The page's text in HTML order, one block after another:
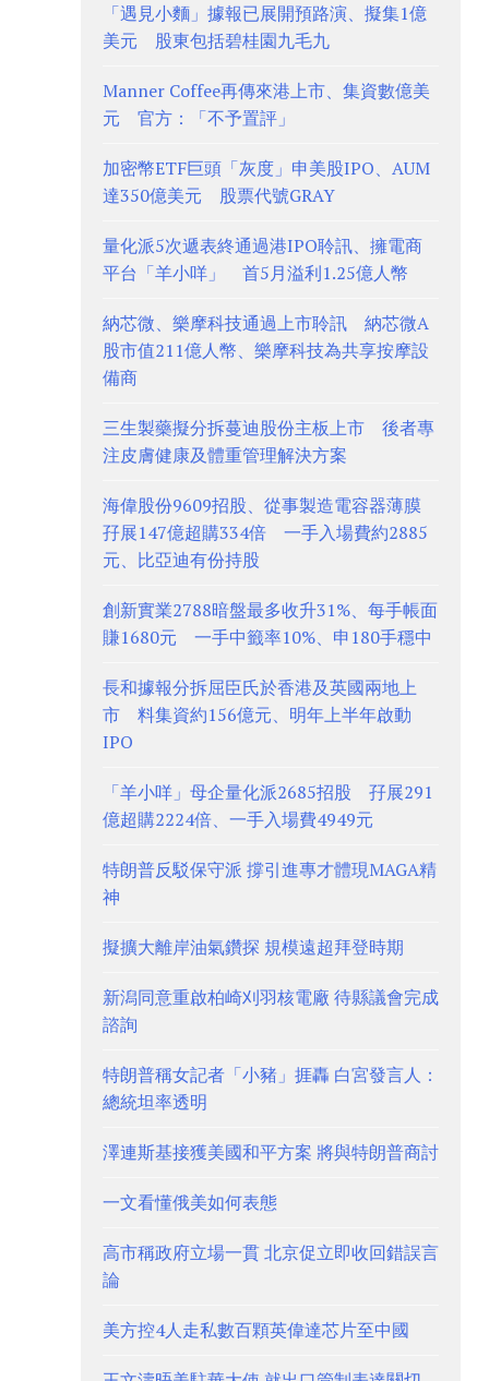
「遇見小麵」據報已展開預路演、擬集1億
美元 股東包括碧桂園九毛九
Manner Coffee再傳來港上市、集資數億美
元 官方：「不予置評」
加密幣ETF巨頭「灰度」申美股IPO、AUM
達350億美元 股票代號GRAY
量化派5次遞表終通過港IPO聆訊、擁電商
平台「羊小咩」 首5月溢利1.25億人幣
納芯微、樂摩科技通過上市聆訊 納芯微A
股市值211億人幣、樂摩科技為共享按摩設
備商
三生製藥擬分拆蔓迪股份主板上市 後者專
注皮膚健康及體重管理解決方案
海偉股份9609招股、從事製造電容器薄膜
孖展147億超購334倍 一手入場費約2885
元、比亞迪有份持股
創新實業2788暗盤最多收升31%、每手帳面
賺1680元 一手中籤率10%、申180手穩中
長和據報分拆屈臣氏於香港及英國兩地上
市 料集資約156億元、明年上半年啟動
IPO
「羊小咩」母企量化派2685招股 孖展291
億超購2224倍、一手入場費4949元
特朗普反駁保守派 撐引進專才體現MAGA精
神
擬擴大離岸油氣鑽探 規模遠超拜登時期
新潟同意重啟柏崎刈羽核電廠 待縣議會完成
諮詢
特朗普稱女記者「小豬」捱轟 白宮發言人：
總統坦率透明
澤連斯基接獲美國和平方案 將與特朗普商討
一文看懂俄美如何表態
高市稱政府立場一貫 北京促立即收回錯誤言
論
美方控4人走私數百顆英偉達芯片至中國